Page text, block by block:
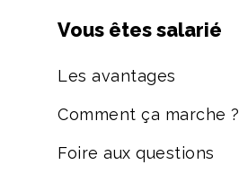
Vous êtes salarié
Les avantages
Comment ça marche ?
Foire aux questions